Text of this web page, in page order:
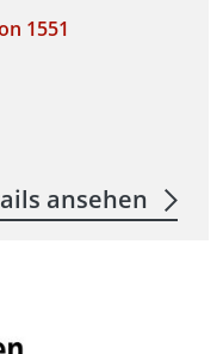
1551
ansehen